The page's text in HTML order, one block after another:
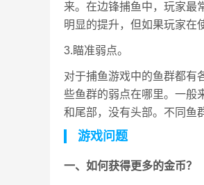
来。在边锋捕鱼中，玩家最
明显的提升，但如果玩家在
3.瞄准弱点。
对于捕鱼游戏中的鱼群都有
些鱼群的弱点在哪里。一般
和尾部，没有头部。不同鱼
游戏问题
一、如何获得更多的金币？